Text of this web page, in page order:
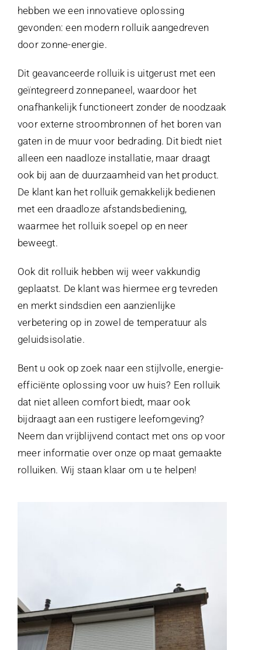
hebben we een innovatieve oplossing
gevonden: een modern rolluik aangedreven
door zonne-energie.
Dit geavanceerde rolluik is uitgerust met een
geïntegreerd zonnepaneel, waardoor het
onafhankelijk functioneert zonder de noodzaak
voor externe stroombronnen of het boren van
gaten in de muur voor bedrading. Dit biedt niet
alleen een naadloze installatie, maar draagt
ook bij aan de duurzaamheid van het product.
De klant kan het rolluik gemakkelijk bedienen
met een draadloze afstandsbediening,
waarmee het rolluik soepel op en neer
beweegt.
Ook dit rolluik hebben wij weer vakkundig
geplaatst. De klant was hiermee erg tevreden
en merkt sindsdien een aanzienlijke
verbetering op in zowel de temperatuur als
geluidsisolatie.
Bent u ook op zoek naar een stijlvolle, energie-
efficiënte oplossing voor uw huis? Een rolluik
dat niet alleen comfort biedt, maar ook
bijdraagt aan een rustigere leefomgeving?
Neem dan vrijblijvend contact met ons op voor
meer informatie over onze op maat gemaakte
rolluiken. Wij staan klaar om u te helpen!